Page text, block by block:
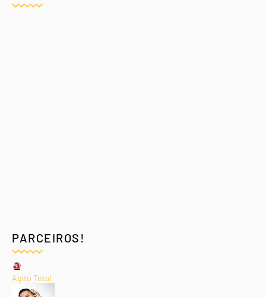
PARCEIROS!
Agito Total